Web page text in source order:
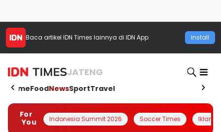
Baca artikel IDN Times lainnya di IDN App Install
JATENG
HomeFoodNewsSportTravel
For
You
Indonesia Summit 2026 Soccer Times Iklanin